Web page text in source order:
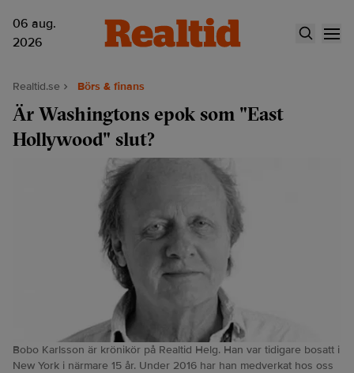
06 aug.
2026
Realtid.se Börs & finans
Är Washingtons epok som "East
Hollywood" slut?
Bobo Karlsson är krönikör på Realtid Helg. Han var tidigare bosatt i
New York i närmare 15 år. Under 2016 har han medverkat hos oss